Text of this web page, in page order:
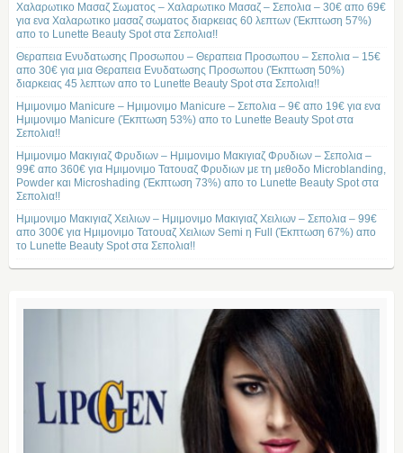
Χαλαρωτικο Μασαζ Σωματος – Χαλαρωτικο Μασαζ – Σεπολια – 30€ απο 69€
για ενα Χαλαρωτικο μασαζ σωματος διαρκειας 60 λεπτων (Έκπτωση 57%)
απο το Lunette Beauty Spot στα Σεπολια!!
Θεραπεια Ενυδατωσης Προσωπου – Θεραπεια Προσωπου – Σεπολια – 15€
απο 30€ για μια Θεραπεια Ενυδατωσης Προσωπου (Έκπτωση 50%)
διαρκειας 45 λεπτων απο το Lunette Beauty Spot στα Σεπολια!!
Ημιμονιμο Manicure – Ημιμονιμο Manicure – Σεπολια – 9€ απο 19€ για ενα
Ημιμονιμο Manicure (Έκπτωση 53%) απο το Lunette Beauty Spot στα
Σεπολια!!
Ημιμονιμο Μακιγιαζ Φρυδιων – Ημιμονιμο Μακιγιαζ Φρυδιων – Σεπολια –
99€ απο 360€ για Ημιμονιμο Τατουαζ Φρυδιων με τη μεθοδο Microblanding,
Powder και Microshading (Έκπτωση 73%) απο το Lunette Beauty Spot στα
Σεπολια!!
Ημιμονιμο Μακιγιαζ Χειλιων – Ημιμονιμο Μακιγιαζ Χειλιων – Σεπολια – 99€
απο 300€ για Ημιμονιμο Τατουαζ Χειλιων Semi η Full (Έκπτωση 67%) απο
το Lunette Beauty Spot στα Σεπολια!!